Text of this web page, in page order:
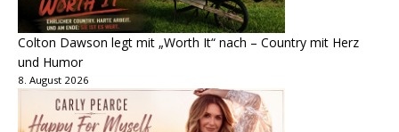
Colton Dawson legt mit „Worth It“ nach – Country mit Herz
und Humor
8. August 2026